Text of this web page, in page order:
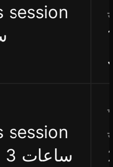
session
session
(max) | 3 ساعات